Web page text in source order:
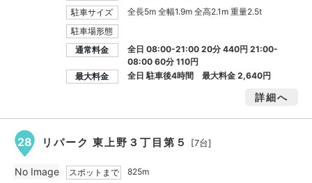
駐車サイズ
全長5m 全幅1.9m 全高2.1m 重量2.5t
駐車場形態
通常料金
全日 08:00-21:00 20分 440円 21:00-
08:00 60分 110円
最大料金
全日 駐車後4時間 最大料金2,640円
詳細へ
28 リパーク 東上野３丁目第５ [7台]
スポットまで
825m
No Image